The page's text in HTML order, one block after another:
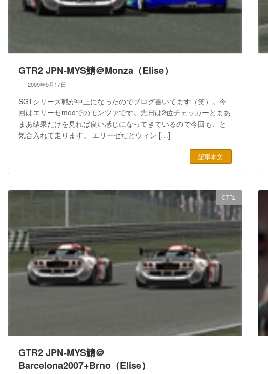
GTR2 JPN-MYS鯖＠Monza（Elise）
2009年5月17日
SGTシリーズ戦が中止になったのでブログ書いてます（笑）。今
回はエリーゼmodでのモンツァです。先日は2位チェッカーとまあ
まあ結果だけを見れば良い感じになってきているので今回も、と
気合入れて走ります。 エリーゼだとウィン […]
記事本文
GTR2
GTR2 JPN-MYS鯖＠
Barcelona2007+Brno（Elise）